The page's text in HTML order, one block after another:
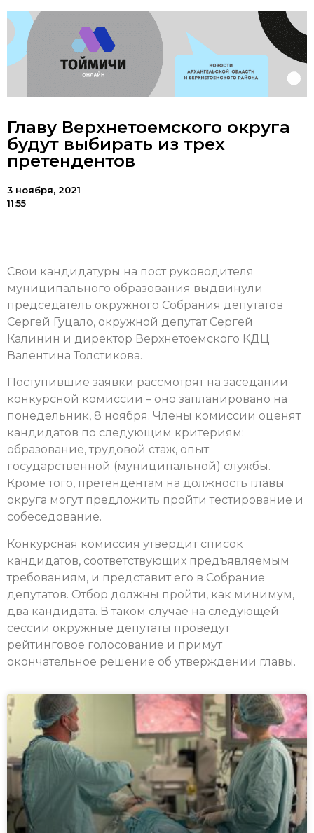
Главу Верхнетоемского округа
будут выбирать из трех
претендентов
3 ноября, 2021
11:55
Свои кандидатуры на пост руководителя
муниципального образования выдвинули
председатель окружного Собрания депутатов
Сергей Гуцало, окружной депутат Сергей
Калинин и директор Верхнетоемского КДЦ
Валентина Толстикова.
Поступившие заявки рассмотрят на заседании
конкурсной комиссии – оно запланировано на
понедельник, 8 ноября. Члены комиссии оценят
кандидатов по следующим критериям:
образование, трудовой стаж, опыт
государственной (муниципальной) службы.
Кроме того, претендентам на должность главы
округа могут предложить пройти тестирование и
собеседование.
Конкурсная комиссия утвердит список
кандидатов, соответствующих предъявляемым
требованиям, и представит его в Собрание
депутатов. Отбор должны пройти, как минимум,
два кандидата. В таком случае на следующей
сессии окружные депутаты проведут
рейтинговое голосование и примут
окончательное решение об утверждении главы.